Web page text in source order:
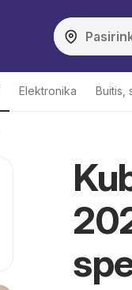
Elektronika Buitis,